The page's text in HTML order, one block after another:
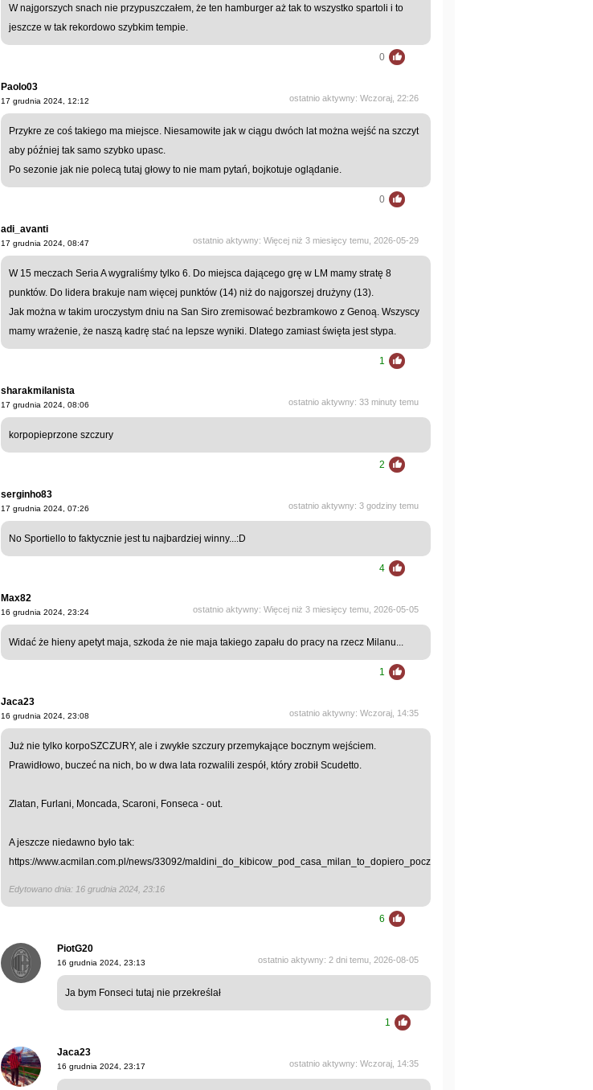
W najgorszych snach nie przypuszczałem, że ten hamburger aż tak to wszystko spartoli i to
jeszcze w tak rekordowo szybkim tempie.
0
Paolo03
ostatnio aktywny: Wczoraj, 22:26
17 grudnia 2024, 12:12
Przykre ze coś takiego ma miejsce. Niesamowite jak w ciągu dwóch lat można wejść na szczyt
aby później tak samo szybko upasc.
Po sezonie jak nie polecą tutaj głowy to nie mam pytań, bojkotuje oglądanie.
0
adi_avanti
ostatnio aktywny: Więcej niż 3 miesięcy temu, 2026-05-29
17 grudnia 2024, 08:47
W 15 meczach Seria A wygraliśmy tylko 6. Do miejsca dającego grę w LM mamy stratę 8
punktów. Do lidera brakuje nam więcej punktów (14) niż do najgorszej drużyny (13).
Jak można w takim uroczystym dniu na San Siro zremisować bezbramkowo z Genoą. Wszyscy
mamy wrażenie, że naszą kadrę stać na lepsze wyniki. Dlatego zamiast święta jest stypa.
1
sharakmilanista
ostatnio aktywny: 33 minuty temu
17 grudnia 2024, 08:06
korpopieprzone szczury
2
serginho83
ostatnio aktywny: 3 godziny temu
17 grudnia 2024, 07:26
No Sportiello to faktycznie jest tu najbardziej winny...:D
4
Max82
ostatnio aktywny: Więcej niż 3 miesięcy temu, 2026-05-05
16 grudnia 2024, 23:24
Widać że hieny apetyt maja, szkoda że nie maja takiego zapału do pracy na rzecz Milanu...
1
Jaca23
ostatnio aktywny: Wczoraj, 14:35
16 grudnia 2024, 23:08
Już nie tylko korpoSZCZURY, ale i zwykłe szczury przemykające bocznym wejściem.
Prawidłowo, buczeć na nich, bo w dwa lata rozwalili zespół, który zrobił Scudetto.
Zlatan, Furlani, Moncada, Scaroni, Fonseca - out.
A jeszcze niedawno było tak:
https://www.acmilan.com.pl/news/33092/maldini_do_kibicow_pod_casa_milan_to_dopiero_poczatek/page/1
Edytowano dnia: 16 grudnia 2024, 23:16
6
PiotG20
ostatnio aktywny: 2 dni temu, 2026-08-05
16 grudnia 2024, 23:13
Ja bym Fonseci tutaj nie przekreślał
1
Jaca23
ostatnio aktywny: Wczoraj, 14:35
16 grudnia 2024, 23:17